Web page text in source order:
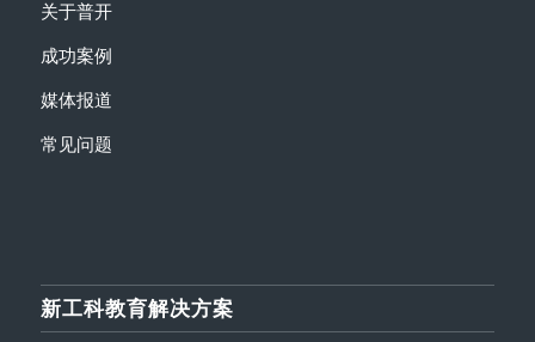
关于普开
成功案例
媒体报道
常见问题
新工科教育解决方案